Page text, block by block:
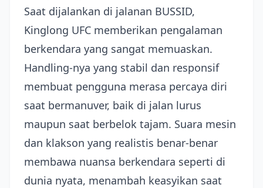
Saat dijalankan di jalanan BUSSID,
Kinglong UFC memberikan pengalaman
berkendara yang sangat memuaskan.
Handling-nya yang stabil dan responsif
membuat pengguna merasa percaya diri
saat bermanuver, baik di jalan lurus
maupun saat berbelok tajam. Suara mesin
dan klakson yang realistis benar-benar
membawa nuansa berkendara seperti di
dunia nyata, menambah keasyikan saat